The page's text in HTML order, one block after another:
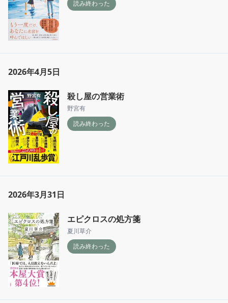
読み終わった
2026年4月5日
殺し屋の営業術
野宮有
読み終わった
2026年3月31日
エピクロスの処方箋
夏川草介
読み終わった